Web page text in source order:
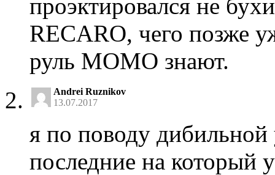
проэктировался не
RECARO, чего позже
руль MOMO знают.
Andrei Ruznikov
13.07.2017
я по поводу дибильной
последние на который